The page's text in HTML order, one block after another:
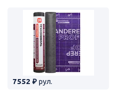
7552 ₽ рул.